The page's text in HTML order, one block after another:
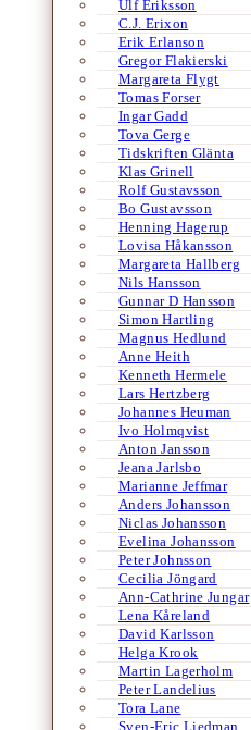
Ulf Eriksson
C.J. Erixon
Erik Erlanson
Gregor Flakierski
Margareta Flygt
Tomas Forser
Ingar Gadd
Tova Gerge
Tidskriften Glänta
Klas Grinell
Rolf Gustavsson
Bo Gustavsson
Henning Hagerup
Lovisa Håkansson
Margareta Hallberg
Nils Hansson
Gunnar D Hansson
Simon Hartling
Magnus Hedlund
Anne Heith
Kenneth Hermele
Lars Hertzberg
Johannes Heuman
Ivo Holmqvist
Anton Jansson
Jeana Jarlsbo
Marianne Jeffmar
Anders Johansson
Niclas Johansson
Evelina Johansson
Peter Johnsson
Cecilia Jöngard
Ann-Cathrine Jungar
Lena Kåreland
David Karlsson
Helga Krook
Martin Lagerholm
Peter Landelius
Tora Lane
Sven-Eric Liedman